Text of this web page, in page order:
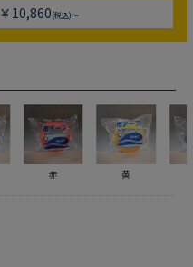
￥10,860(税込)～
赤 黄